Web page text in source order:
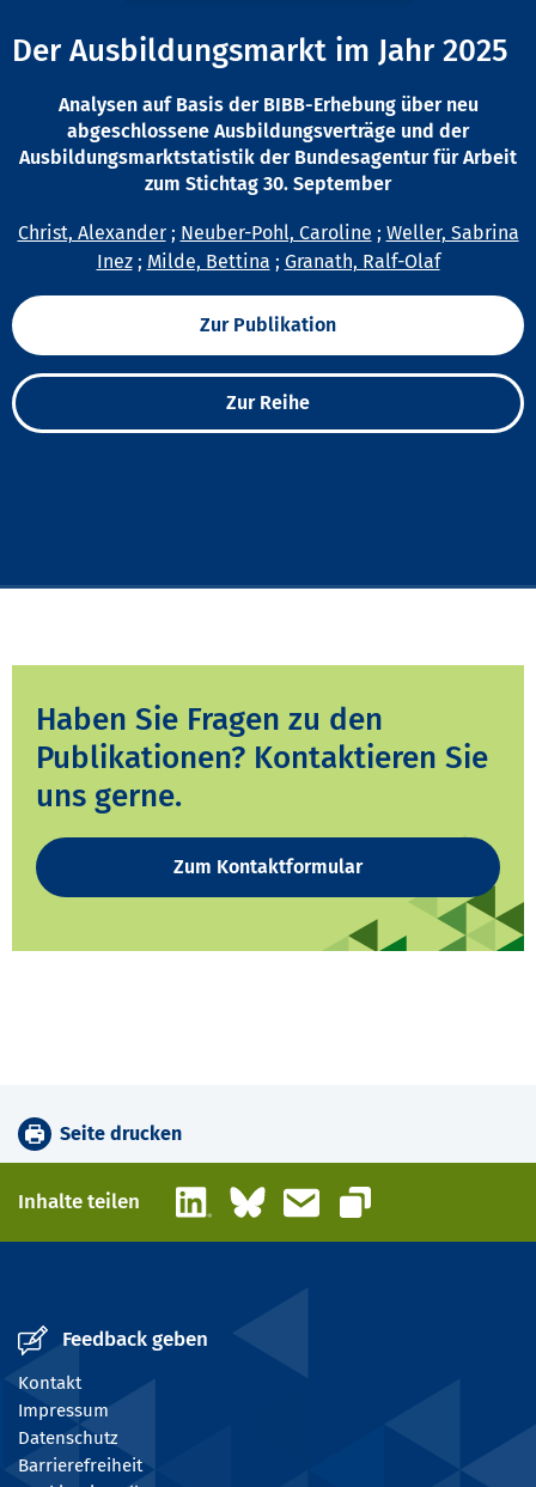
Der Ausbildungsmarkt im Jahr 2025
Analysen auf Basis der BIBB-Erhebung über neu
abgeschlossene Ausbildungsverträge und der
Ausbildungsmarktstatistik der Bundesagentur für Arbeit
zum Stichtag 30. September
Christ, Alexander; Neuber-Pohl, Caroline ; Weller, Sabrina
Inez; Milde, Bettina ; Granath, Ralf-Olaf
Zur Publikation
Zur Reihe
Haben Sie Fragen zu den
Publikationen? Kontaktieren Sie
uns gerne.
Zum Kontaktformular
Seite drucken
Inhalte teilen LinkedInBlueskyE-Mail
Link kopieren
Feedback geben
Kontakt
Impressum
Datenschutz
Barrierefreiheit